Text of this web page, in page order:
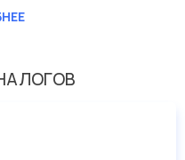
убедитесь сами.
ассортименте.
тормозные